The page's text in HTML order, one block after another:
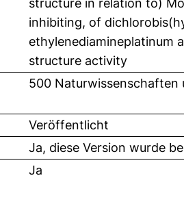
structure in relation to)
inhibiting, of
ethylenediamineplatinum
structure activity
500 Naturwissenschaften
Veröffentlicht
Ja, diese Version wurde
Ja